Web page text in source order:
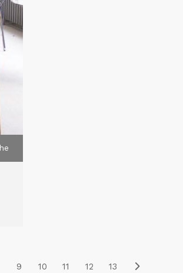
9 10 11 12 13